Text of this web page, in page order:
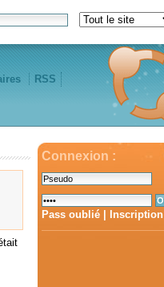
RSS
Connexion :
Pass oublié Inscription